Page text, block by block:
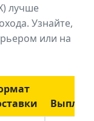
лучше
Узнайте,
или на